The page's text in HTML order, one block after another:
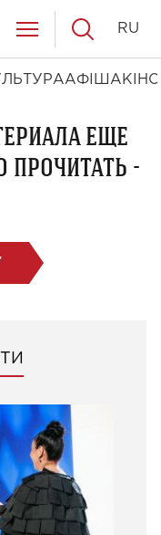
АФІША КІНО
RU
ЕЩЕ
ПРОЧИТАТЬ -